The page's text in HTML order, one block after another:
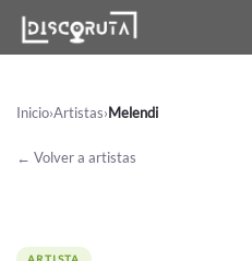
content
Inicio›Artistas›Melendi
← Volver a artistas